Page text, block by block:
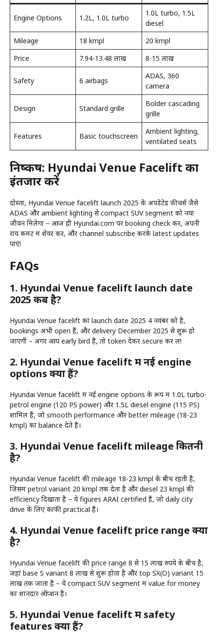
Engine Options 1.2L, 1.0L turbo
1.0L turbo, 1.5L
diesel
Mileage
18 kmpl
20 kmpl
Price
7.94-13.48 लाख 8-15 लाख
Safety 6 airbags
ADAS, 360
camera
Design Standard grille
Bolder cascading
grille
Features Basic touchscreen
Ambient lighting,
ventilated seats
निष्कर्ष: Hyundai Venue Facelift का
इंतजार करें
दोस्तों, Hyundai Venue facelift launch 2025 के अपडेटेड फीचर्स जैसे
ADAS और ambient lighting से compact SUV segment को नया
जीवन मिलेगा – आज ही Hyundai.com पर booking check करें, अपनी
राय कमेंट में शेयर करें, और channel subscribe करके latest updates
पाएं!
FAQs
1. Hyundai Venue facelift launch date
2025 कब है?
Hyundai Venue facelift का launch date 2025 4 नवंबर को है,
bookings अभी open हैं, और delivery December 2025 से शुरू हो
जाएगी – अगर आप early bird हैं, तो token देकर secure कर लें!
2. Hyundai Venue facelift में नई engine
options क्या हैं?
Hyundai Venue facelift में नई engine options के रूप में 1.0L turbo-
petrol engine (120 PS power) और 1.5L diesel engine (115 PS)
शामिल हैं, जो smooth performance और better mileage (18-23
kmpl) का balance देते हैं।
3. Hyundai Venue facelift mileage कितनी
है?
Hyundai Venue facelift की mileage 18-23 kmpl के बीच रहती है,
जिसमें petrol variant 20 kmpl तक देता है और diesel 23 kmpl की
efficiency दिखाता है – ये figures ARAI certified हैं, जो daily city
drive के लिए काफी practical हैं।
4. Hyundai Venue facelift price range क्या
है?
Hyundai Venue facelift की price range 8 से 15 लाख रुपये के बीच है,
जहां base S variant 8 लाख से शुरू होता है और top SX(O) variant 15
लाख तक जाता है – ये compact SUV segment में value for money
का शानदार ऑप्शन है।
5. Hyundai Venue facelift में safety
features क्या हैं?